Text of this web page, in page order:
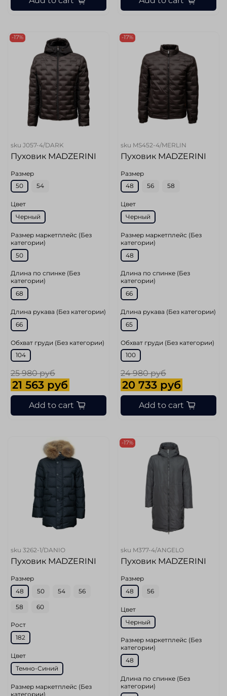
-17%
sku J057-4/DARK
Пуховик MADZERINI
Размер
50
54
Цвет
Черный
Размер маркетплейс (Без
категории)
50
Длина по спинке (Без
категории)
68
Длина рукава (Без категории)
66
Обхват груди (Без категории)
104
25 980 руб
21 563 руб
Add to cart
-17%
sku MS452-4/MERLIN
Пуховик MADZERINI
Размер
48
56 58
Цвет
Черный
Размер маркетплейс (Без
категории)
48
Длина по спинке (Без
категории)
66
Длина рукава (Без категории)
65
Обхват груди (Без категории)
100
24 980 руб
20 733 руб
Add to cart
sku 3262-1/DANIO
Пуховик MADZERINI
Размер
48
50 54 56
58 60
Рост
182
Цвет
Темно-Синий
Размер маркетплейс (Без
категории)
-17%
sku M377-4/ANGELO
Пуховик MADZERINI
Размер
48
56
Цвет
Черный
Размер маркетплейс (Без
категории)
48
Длина по спинке (Без
категории)